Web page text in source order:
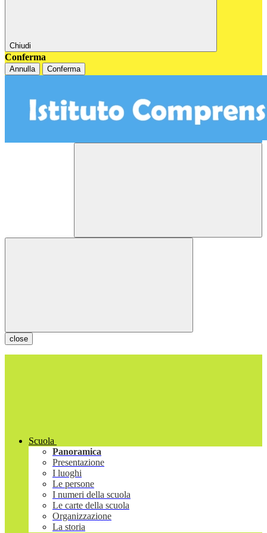
Chiudi
Conferma
Annulla Conferma
close
Scuola
Panoramica
Presentazione
I luoghi
Le persone
I numeri della scuola
Le carte della scuola
Organizzazione
La storia